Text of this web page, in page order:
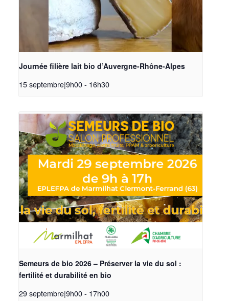
Journée filière lait bio d’Auvergne-Rhône-Alpes
15 septembre|9h00- 16h30
Semeurs de bio 2026 – Préserver la vie du sol :
fertilité et durabilité en bio
29 septembre|9h00- 17h00